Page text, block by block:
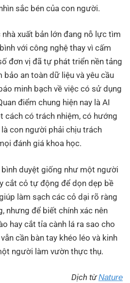
sắc bén của con người.
xuất bản lớn đang nỗ lực tìm
với công nghệ thay vì cấm
đơn vị đã tự phát triển nền tảng
bảo an toàn dữ liệu và yêu cầu
minh bạch về việc có sử dụng
điểm chung hiện nay là AI
cách có trách nhiệm, có hướng
con người phải chịu trách
đánh giá khoa học.
duyệt giống như một người
cắt cỏ tự động để dọn dẹp bề
làm sạch các cỏ dại rõ ràng
nhưng để biết chính xác nên
hay cắt tỉa cành lá ra sao cho
cần bàn tay khéo léo và kinh
người làm vườn thực thụ.
Dịch từNature